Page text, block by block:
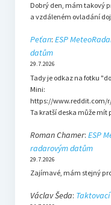
Dobrý den, mám takový
a vzdáleném ovladání
Peťan: ESP
datům
29.7.2026
Tady je odkaz na fotku
Mini:
https://www.reddit.com/
Ta kratší deska může
Roman Chamer: ESP
radarovým datům
29.7.2026
Zajímavé, mám stejný
Václav Šeda: Taktovací